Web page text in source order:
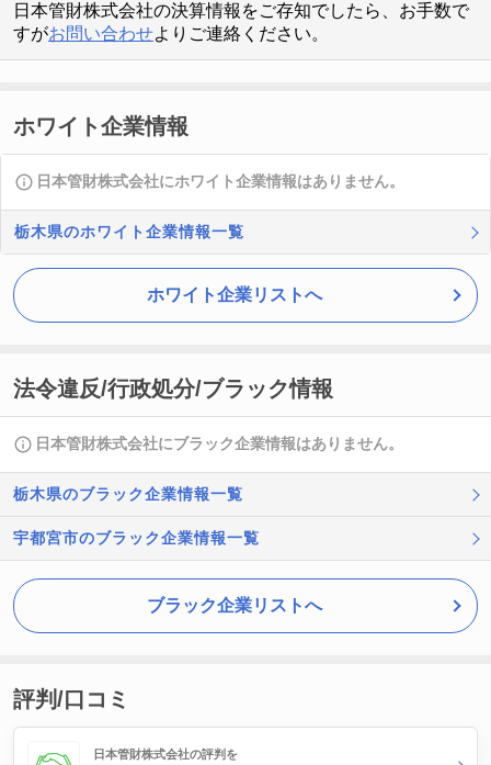
日本管財株式会社の決算情報をご存知でしたら、お手数で
すがお問い合わせよりご連絡ください。
ホワイト企業情報
日本管財株式会社にホワイト企業情報はありません。
栃木県のホワイト企業情報一覧
ホワイト企業リストへ
法令違反/行政処分/ブラック情報
日本管財株式会社にブラック企業情報はありません。
栃木県のブラック企業情報一覧
宇都宮市のブラック企業情報一覧
ブラック企業リストへ
評判/口コミ
日本管財株式会社の評判を